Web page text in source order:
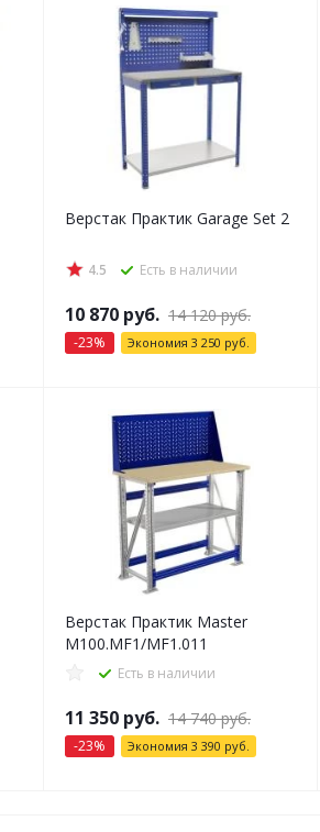
Верстак Практик Garage Set 2
4.5 Есть в наличии
10 870 руб. 14 120руб.
-23% Экономия 3 250 руб.
Верстак Практик Master
M100.MF1/MF1.011
Есть в наличии
11 350 руб. 14 740руб.
-23% Экономия 3 390 руб.